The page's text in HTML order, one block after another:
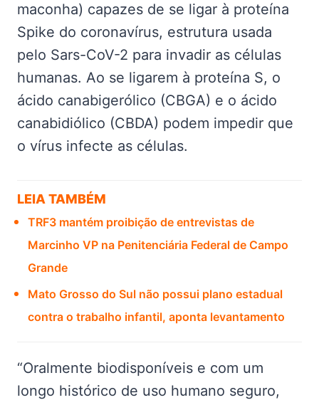
maconha) capazes de se ligar à proteína
Spike do coronavírus, estrutura usada
pelo Sars-CoV-2 para invadir as células
humanas. Ao se ligarem à proteína S, o
ácido canabigerólico (CBGA) e o ácido
canabidiólico (CBDA) podem impedir que
o vírus infecte as células.
LEIA TAMBÉM
TRF3 mantém proibição de entrevistas de
Marcinho VP na Penitenciária Federal de Campo
Grande
Mato Grosso do Sul não possui plano estadual
contra o trabalho infantil, aponta levantamento
“Oralmente biodisponíveis e com um
longo histórico de uso humano seguro,